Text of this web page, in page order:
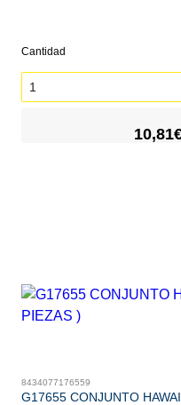
Cantidad
8434077176559
G17655 CONJUNTO